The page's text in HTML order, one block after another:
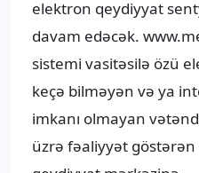
elektron qeydiyyat
davam edəcək.
sistemi vasitəsilə özü
keçə bilməyən və ya
imkanı olmayan
üzrə fəaliyyət